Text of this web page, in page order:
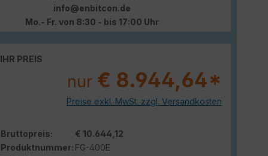
info@enbitcon.de
Mo.- Fr. von 8:30 - bis 17:00 Uhr
IHR PREIS
nur € 8.944,64*
Preise exkl. MwSt. zzgl. Versandkosten
Bruttopreis:
€ 10.644,12
Produktnummer: FG-400E